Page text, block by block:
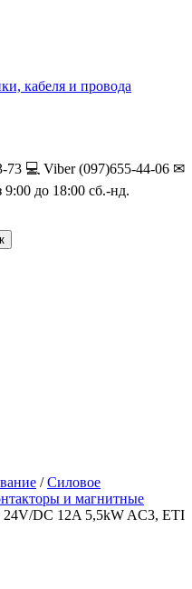
73 💻 Viber (097)655-44-06 ✉
до 18:00 сб.-нд.
/Силовое
и магнитные
24V/DC 12A 5,5kW AC3, ETI